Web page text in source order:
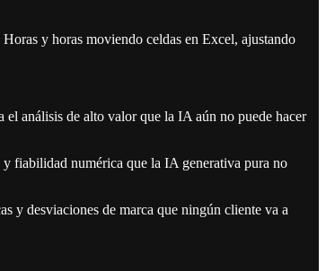
y horas moviendo celdas en Excel, ajustando
análisis de alto valor que la IA aún no puede hacer
y fiabilidad numérica que la IA generativa pura no
y desviaciones de marca que ningún cliente va a